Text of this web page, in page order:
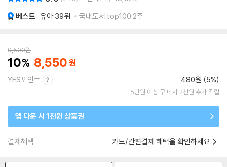
베스트 유아39위 국내도서 top100 2주
9,500원
10 8,550
YES포인트 480원 (5%)
5만원 이상 구매 시 2천원 추가 적립
앱 다운 시 1천원 상품권
결제혜택 카드/간편결제 혜택을 확인하세요